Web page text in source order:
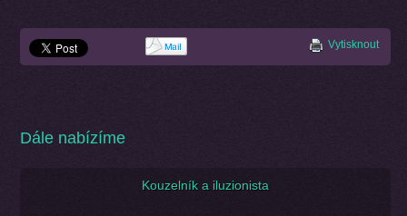
Vytisknout
Dále nabízíme
Kouzelník a iluzionista